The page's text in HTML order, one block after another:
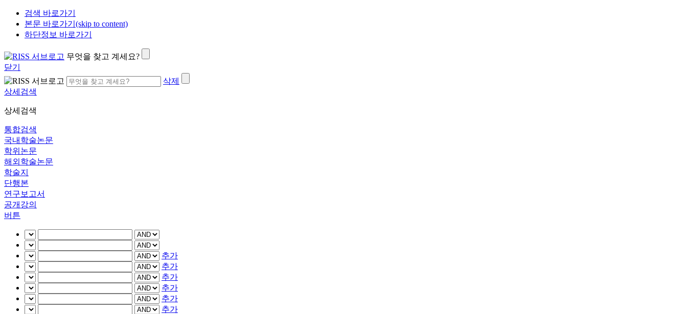
검색 바로가기
본문 바로가기(skip to content)
하단정보 바로가기
무엇을 찾고 계세요?
닫기
삭제
상세검색
상세검색
통합검색
국내학술논문
학위논문
해외학술논문
학술지
단행본
연구보고서
공개강의
버튼
추가
추가
추가
추가
추가
추가